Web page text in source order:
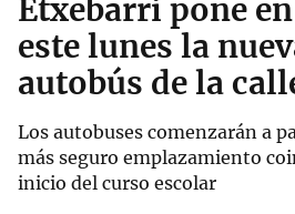
Etxebarri pone
este lunes la
autobús de la
Los autobuses comenzarán a
más seguro emplazamiento
inicio del curso escolar